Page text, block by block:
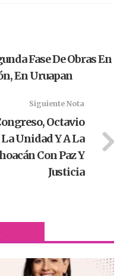
Fase De Obras En
En Uruapan
Siguiente Nota
Octavio
Unidad Y A La
Con Paz Y
Justicia